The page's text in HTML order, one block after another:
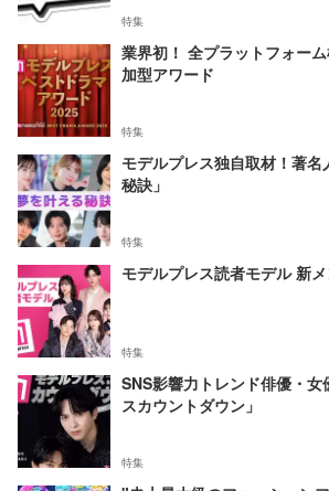
特集
業界初！ 全プラットフォー
加型アワード
特集
モデルプレス独自取材！著
秘訣」
特集
モデルプレス読者モデル 新メ
特集
SNS影響力トレンド俳優・
スカウントダウン」
特集